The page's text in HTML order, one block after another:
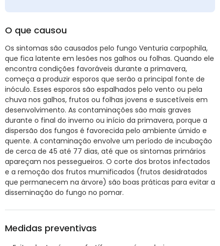
O que causou
Os sintomas são causados pelo fungo Venturia carpophila,
que fica latente em lesões nos galhos ou folhas. Quando ele
encontra condições favoráveis durante a primavera,
começa a produzir esporos que serão a principal fonte de
inóculo. Esses esporos são espalhados pelo vento ou pela
chuva nos galhos, frutos ou folhas jovens e suscetíveis em
desenvolvimento. As contaminações são mais graves
durante o final do inverno ou início da primavera, porque a
dispersão dos fungos é favorecida pelo ambiente úmido e
quente. A contaminação envolve um período de incubação
de cerca de 45 até 77 dias, até que os sintomas primários
apareçam nos pessegueiros. O corte dos brotos infectados
e a remoção dos frutos mumificados (frutos desidratados
que permanecem na árvore) são boas práticas para evitar a
disseminação do fungo no pomar.
Medidas preventivas